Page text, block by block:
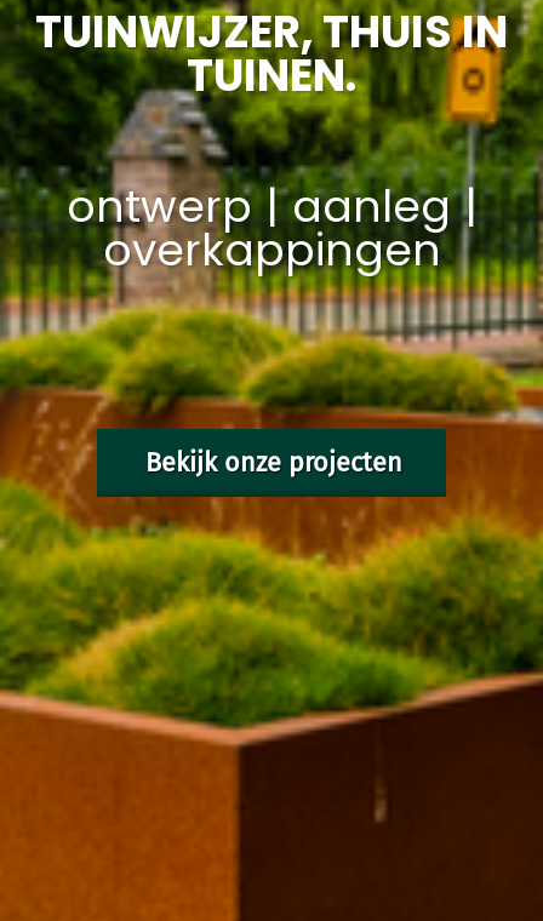
‌TUINWIJZER, THUIS IN
TUINEN.
ontwerp | aanleg |
overkappingen
Bekijk onze projecten